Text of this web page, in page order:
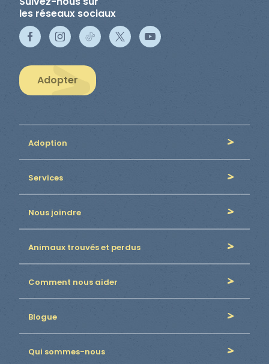
les réseaux sociaux
Adopter
Adoption
Services
Nous joindre
Animaux trouvés et perdus
Comment nous aider
Blogue
Qui sommes-nous